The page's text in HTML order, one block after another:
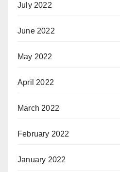
July 2022
June 2022
May 2022
April 2022
March 2022
February 2022
January 2022